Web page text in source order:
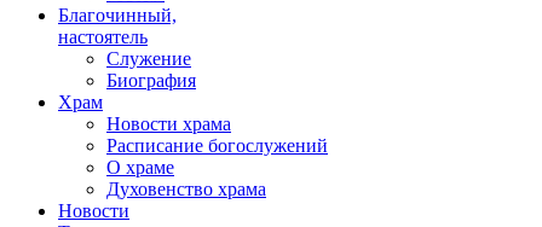
Благочинный,
настоятель
Служение
Биография
Храм
Новости храма
Расписание богослужений
О храме
Духовенство храма
Новости